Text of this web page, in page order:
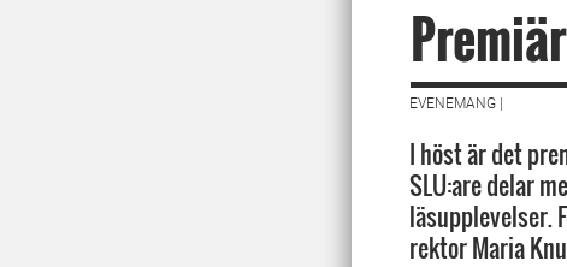
EVENEMANG |
I höst är det
SLU:are delar
läsupplevelser.
rektor Maria